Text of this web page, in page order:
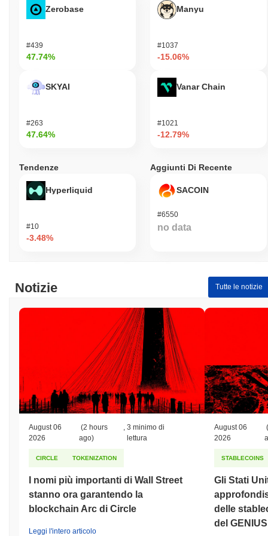
Zerobase
#439
47.74%
SKYAI
#263
47.64%
Manyu
#1037
-15.06%
Vanar Chain
#1021
-12.79%
Tendenze
Hyperliquid
#10
-3.48%
Aggiunti Di Recente
SACOIN
#6550
no data
Notizie Tutte le notizie
August 06
2026
(2 hours
ago)
,3 minimo di
lettura
CIRCLE TOKENIZATION
I nomi più importanti di Wall Street
stanno ora garantendo la
blockchain Arc di Circle
Leggi l'intero articolo
August 06
2026
STABLECOINS
Gli Stati
delle
del